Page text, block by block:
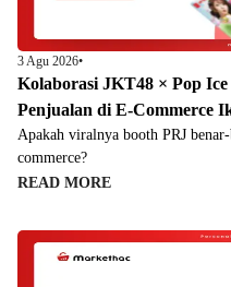
3 Agu 2026•
Kolaborasi JKT48 × Pop
Penjualan di E-Commerce
Apakah viralnya booth PRJ
commerce?
READ MORE